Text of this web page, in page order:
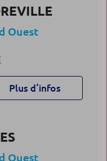
Ouest
Plus d’infos
Ouest